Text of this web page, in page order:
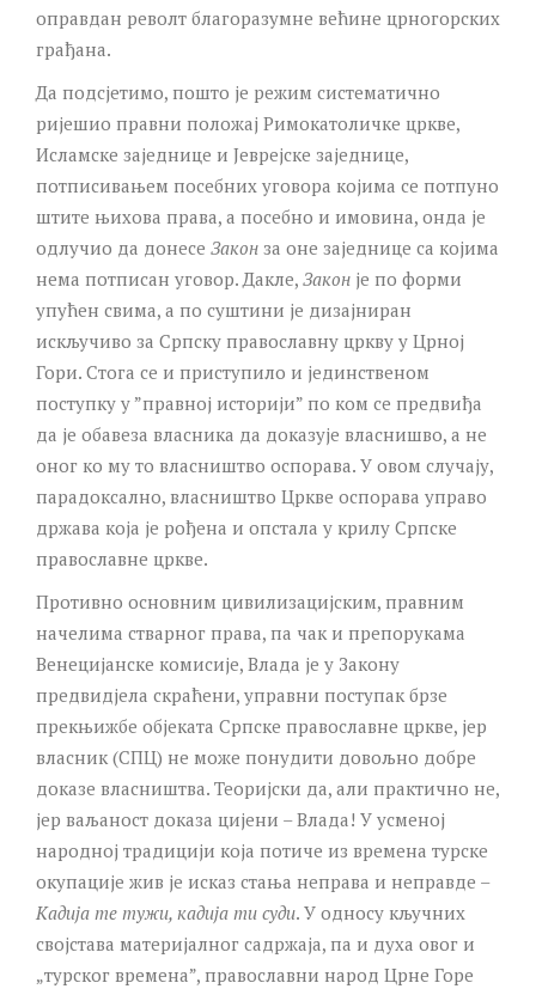
оправдан револт благоразумне већине црногорских
грађана.
Да подсјетимо, пошто је режим систематично
ријешио правни положај Римокатоличке цркве,
Исламске заједнице и Јеврејске заједнице,
потписивањем посебних уговора којима се потпуно
штите њихова права, а посебно и имовина, онда је
одлучио да донесе Закон за оне заједнице са којима
нема потписан уговор. Дакле, Закон је по форми
упућен свима, а по суштини је дизајниран
искључиво за Српску православну цркву у Црној
Гори. Стога се и приступило и јединственом
поступку у ”правној историји” по ком се предвиђа
да је обавеза власника да доказује власнишво, а не
оног ко му то власништво оспорава. У овом случају,
парадоксално, власништво Цркве оспорава управо
држава која је рођена и опстала у крилу Српске
православне цркве.
Противно основним цивилизацијским, правним
начелима стварног права, па чак и препорукама
Венецијанске комисије, Влада је у Закону
предвидјела скраћени, управни поступак брзе
прекњижбе објеката Српске православне цркве, јер
власник (СПЦ) не може понудити довољно добре
доказе власништва. Теоријски да, али практично не,
јер ваљаност доказа цијени – Влада! У усменој
народној традицији која потиче из времена турске
окупације жив је исказ стања неправа и неправде –
Kадија те тужи, кадија ти суди. У односу кључних
својстава материјалног садржаја, па и духа овог и
„турског времена”, православни народ Црне Горе